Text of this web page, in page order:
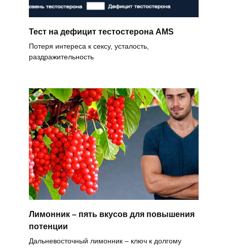
Тест на дефицит тестостерона AMS
Потеря интереса к сексу, усталость,
раздражительность
Лимонник – пять вкусов для повышения
потенции
Дальневосточный лимонник – ключ к долгому